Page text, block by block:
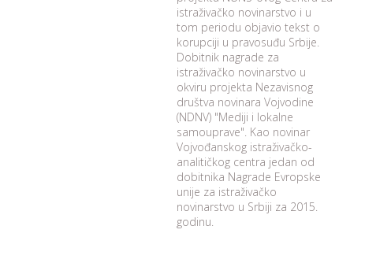
istraživačko novinarstvo i u
tom periodu objavio tekst o
korupciji u pravosuđu Srbije.
Dobitnik nagrade za
istraživačko novinarstvo u
okviru projekta Nezavisnog
društva novinara Vojvodine
(NDNV) "Mediji i lokalne
samouprave". Kao novinar
Vojvođanskog istraživačko-
analitičkog centra jedan od
dobitnika Nagrade Evropske
unije za istraživačko
novinarstvo u Srbiji za 2015.
godinu.